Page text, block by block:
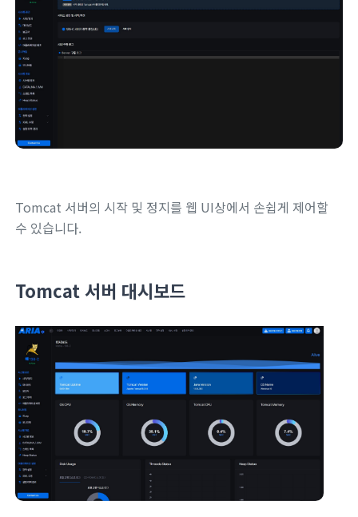
Tomcat 서버의 시작 및 정지를 웹 UI상에서 손쉽게 제어할
수 있습니다.
Tomcat 서버 대시보드